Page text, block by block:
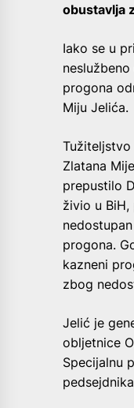
obustavlja
Iako se u
progona
Miju Jelića.
Zlatana
prepustilo
živio u
progona.
kazneni
zbog
Jelić je
obljetnice
Specijalnu